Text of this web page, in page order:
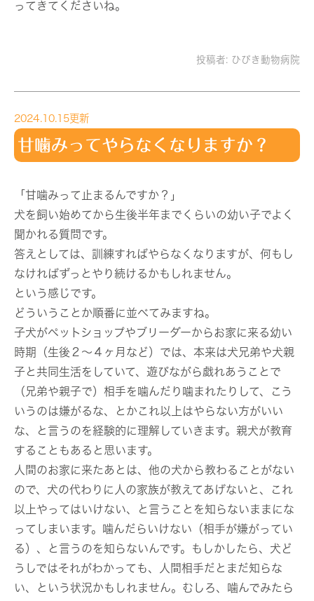
ってきてくださいね。
投稿者: ひびき動物病院
2024.10.15更新
甘噛みってやらなくなりますか？
「甘噛みって止まるんですか？」
犬を飼い始めてから生後半年までくらいの幼い子でよく
聞かれる質問です。
答えとしては、訓練すればやらなくなりますが、何もし
なければずっとやり続けるかもしれません。
という感じです。
どういうことか順番に並べてみますね。
子犬がペットショップやブリーダーからお家に来る幼い
時期（生後２〜４ヶ月など）では、本来は犬兄弟や犬親
子と共同生活をしていて、遊びながら戯れあうことで
（兄弟や親子で）相手を噛んだり噛まれたりして、こう
いうのは嫌がるな、とかこれ以上はやらない方がいい
な、と言うのを経験的に理解していきます。親犬が教育
することもあると思います。
人間のお家に来たあとは、他の犬から教わることがない
ので、犬の代わりに人の家族が教えてあげないと、これ
以上やってはいけない、と言うことを知らないままにな
ってしまいます。噛んだらいけない（相手が嫌がってい
る）、と言うのを知らないんです。もしかしたら、犬ど
うしではそれがわかっても、人間相手だとまだ知らな
い、という状況かもしれません。むしろ、噛んでみたら